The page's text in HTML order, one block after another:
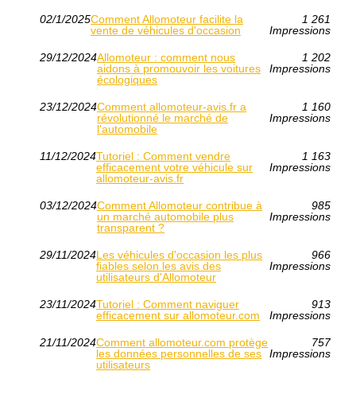
02/1/2025Comment Allomoteur facilite la
vente de véhicules d'occasion
1 261
Impressions
29/12/2024Allomoteur : comment nous
aidons à promouvoir les voitures
écologiques
1 202
Impressions
23/12/2024Comment allomoteur-avis.fr a
révolutionné le marché de
l'automobile
1 160
Impressions
11/12/2024Tutoriel : Comment vendre
efficacement votre véhicule sur
allomoteur-avis.fr
1 163
Impressions
03/12/2024Comment Allomoteur contribue à
un marché automobile plus
transparent ?
985
Impressions
29/11/2024Les véhicules d'occasion les plus
fiables selon les avis des
utilisateurs d'Allomoteur
966
Impressions
23/11/2024Tutoriel : Comment naviguer
efficacement sur allomoteur.com
913
Impressions
21/11/2024Comment allomoteur.com protège
les données personnelles de ses
utilisateurs
757
Impressions